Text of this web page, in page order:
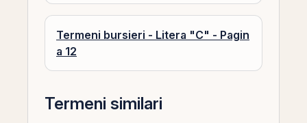
Termeni bursieri - Litera "C" - Pagin
a 12
Termeni similari